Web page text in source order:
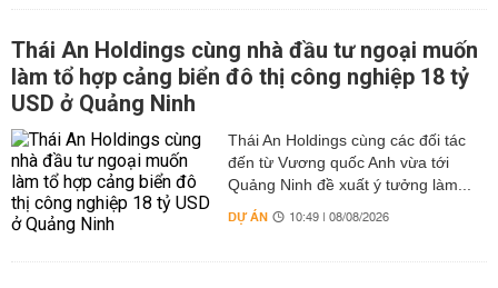
Thái An Holdings cùng nhà đầu tư ngoại muốn
làm tổ hợp cảng biển đô thị công nghiệp 18 tỷ
USD ở Quảng Ninh
Thái An Holdings cùng các đối tác
đến từ Vương quốc Anh vừa tới
Quảng Ninh đề xuất ý tưởng làm...
DỰ ÁN 10:49 | 08/08/2026